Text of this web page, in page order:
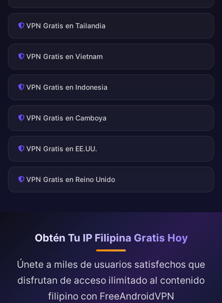
VPN Gratis en Tailandia
VPN Gratis en Vietnam
VPN Gratis en Indonesia
VPN Gratis en Camboya
VPN Gratis en EE.UU.
VPN Gratis en Reino Unido
Obtén Tu IP Filipina Gratis Hoy
Únete a miles de usuarios satisfechos que
disfrutan de acceso ilimitado al contenido
filipino con FreeAndroidVPN